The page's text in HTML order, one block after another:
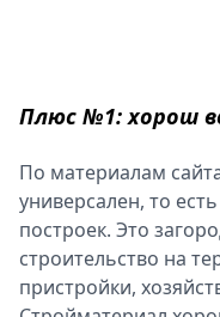
2026
Metro
Плюс №1: хорош
По материалам
универсален, то
построек. Это
строительство на
пристройки,